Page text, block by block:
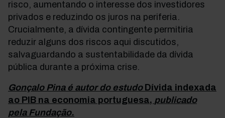
risco, aumentando o interesse dos investidores
privados e reduzindo os juros na periferia.
Crucialmente, a dívida contingente permitiria
reduzir alguns dos riscos aqui discutidos,
salvaguardando a sustentabilidade da dívida
pública durante a próxima crise.
Gonçalo Pina é autor do estudo Dívida indexada
ao PIB na economia portuguesa, publicado
pela Fundação.